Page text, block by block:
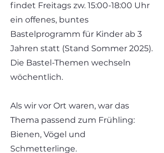
findet Freitags zw. 15:00-18:00 Uhr
ein offenes, buntes
Bastelprogramm für Kinder ab 3
Jahren statt (Stand Sommer 2025).
Die Bastel-Themen wechseln
wöchentlich.
Als wir vor Ort waren, war das
Thema passend zum Frühling:
Bienen, Vögel und
Schmetterlinge.